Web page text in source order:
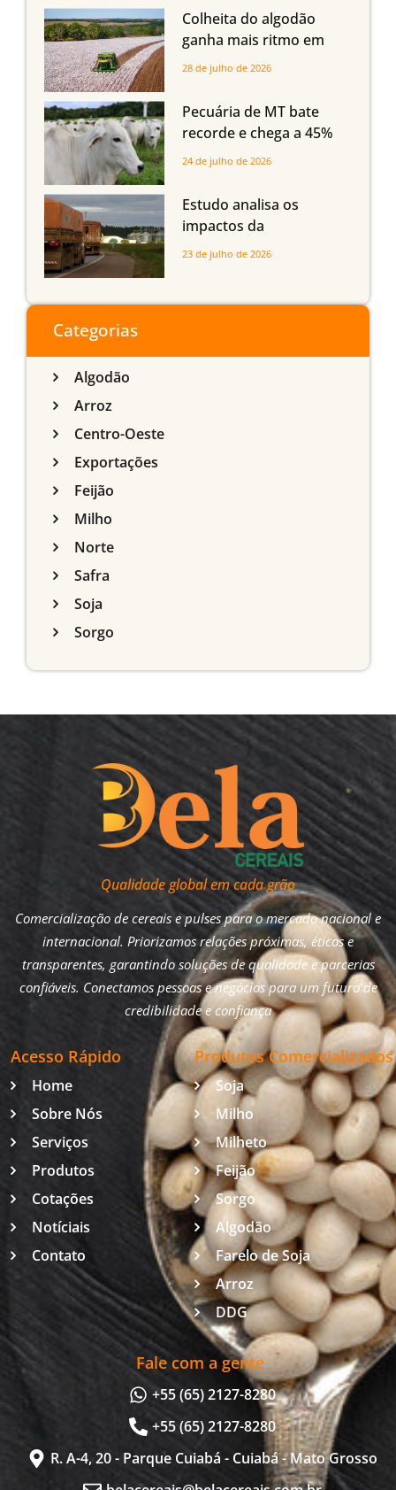
quedas em Tocantins,
Maranhão e Piauí
Colheita do algodão
ganha mais ritmo em
Mato Grosso, Mato
Maranhão
28 de julho de 2026
Pecuária de MT bate
recorde e chega a 45%
dos bovinos abatidos
24 de julho de 2026
Estudo analisa os
impactos da
infraestrutura logística
do Sul
23 de julho de 2026
Categorias
Algodão
Arroz
Centro-Oeste
Exportações
Feijão
Milho
Norte
Safra
Soja
Sorgo
Qualidade global em cada grão
Comercialização de cereais e pulses para o mercado nacional e
internacional. Priorizamos relações próximas, éticas e
transparentes, garantindo soluções de qualidade e parcerias
confiáveis. Conectamos pessoas e negócios para um futuro de
credibilidade e confiança
Acesso Rápido
Home
Sobre Nós
Serviços
Produtos
Cotações
Notíciais
Contato
Produtos Comercializados
Soja
Milho
Milheto
Feijão
Sorgo
Algodão
Farelo de Soja
Arroz
DDG
Fale com a gente
+55 (65) 2127-8280
+55 (65) 2127-8280
R. A-4, 20 - Parque Cuiabá - Cuiabá - Mato Grosso